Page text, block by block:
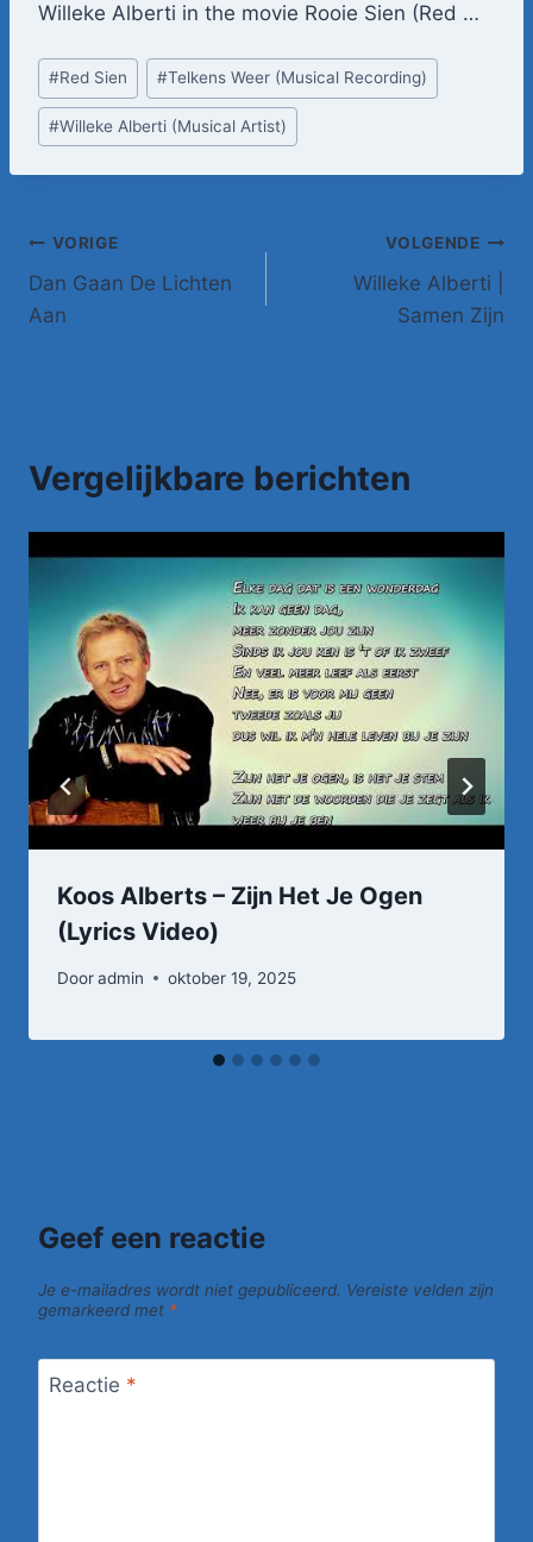
Willeke Alberti in the movie Rooie Sien (Red …
Bericht
tags:
#Red Sien #Telkens Weer (Musical Recording)
#Willeke Alberti (Musical Artist)
Bericht
navigatie
VORIGE
Dan Gaan De Lichten
Aan
VOLGENDE
Willeke Alberti |
Samen Zijn
Vergelijkbare berichten
Koos Alberts – Zijn Het Je Ogen
(Lyrics Video)
Dooradmin oktober 19, 2025
Geef een reactie
Je e-mailadres wordt niet gepubliceerd. Vereiste velden zijn
gemarkeerd met *
Reactie *